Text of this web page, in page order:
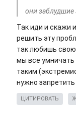
они заблудшие
Так иди и скажи
решить эту
так любишь свою
мы все
таким
нужно запретить
ЦИТИРОВАТЬ